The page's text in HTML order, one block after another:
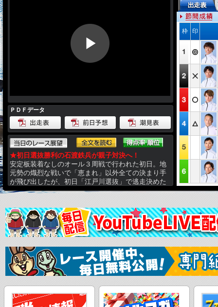
ＰＤＦデータ
★初日選抜勝利の石渡鉄兵が親子対決へ！
安定板装着なしのオール３周戦で行われた初日。地
元勢の熾烈な戦いで「恵まれ」以外全ての決まり手
が飛び出したが、初日「江戸川選抜」で逃走決めた
のは石渡鉄。６番手のスタートながらスリット後に
機力万全とは言えないが、初日から整備を施して戦
えるレベルには底上げ成功。２枠＆６枠の２走とな
る２日目後半戦では息子・翔一郎との親子対決。前
回の対戦時は予選道中で激しい火花散らしたが、今
げる。連続斡旋の永田秀二は前回より格段に良い１
３号機。点増しの５枠から大きな白星発進掴んだ。
他気配的には３７号機の若手・米本圭佑がかなりの
モノで２日目も注視。